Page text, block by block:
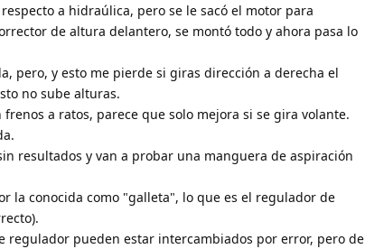
a hidraúlica, pero se le sacó el motor para
de altura delantero, se montó todo y ahora pasa lo
pero, y esto me pierde si giras dirección a derecha el
no sube alturas.
a ratos, parece que solo mejora si se gira volante.
resultados y van a probar una manguera de aspiración
la conocida como "galleta", lo que es el regulador de
regulador pueden estar intercambiados por error, pero de